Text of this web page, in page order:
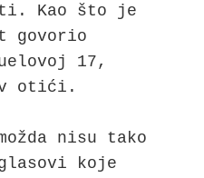
Kao što je
govorio
17,
otići.
nisu tako
koje